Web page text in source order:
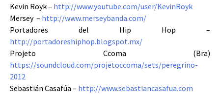
Kevin Royk – http://www.youtube.com/user/KevinRoyk
Mersey – http://www.merseybanda.com/
Portadores del Hip Hop –
http://portadoreshiphop.blogspot.mx/
Projeto Ccoma (Bra)
https://soundcloud.com/projetoccoma/sets/peregrino-
2012
Sebastián Casafúa – http://www.sebastiancasafua.com